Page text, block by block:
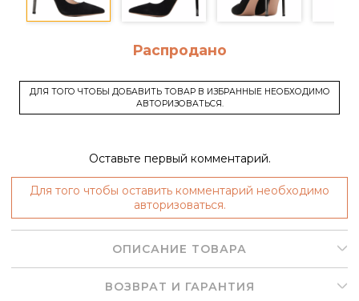
Распродано
ДЛЯ ТОГО ЧТОБЫ ДОБАВИТЬ ТОВАР В ИЗБРАННЫЕ НЕОБХОДИМО
АВТОРИЗОВАТЬСЯ.
Оставьте первый комментарий.
Для того чтобы оставить комментарий необходимо
авторизоваться.
ОПИСАНИЕ ТОВАРА
ВОЗВРАТ И ГАРАНТИЯ